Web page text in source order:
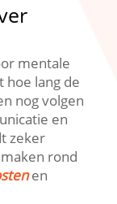
mentale
hoe lang de
nog volgen
en
zeker
rond
en